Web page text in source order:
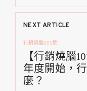
覽
NEXT ARTICLE
行銷燒腦101問
【行銷燒腦
年度開始，
麼？